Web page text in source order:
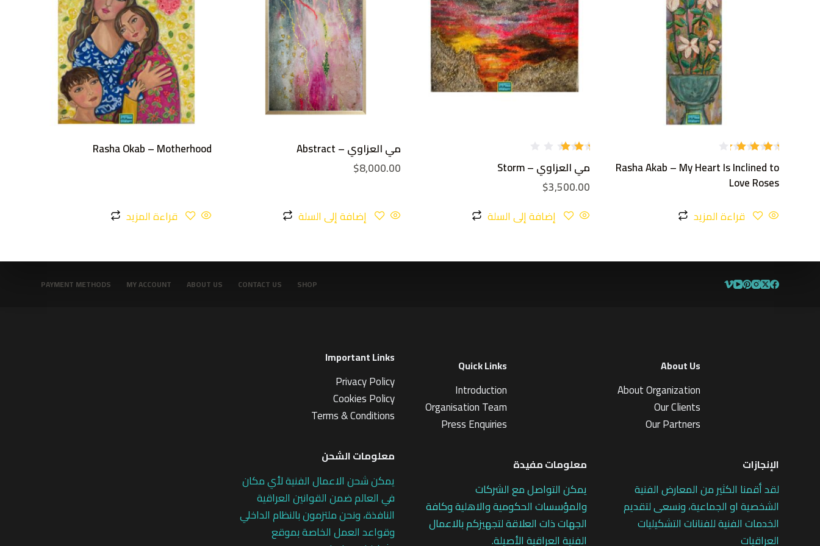
التقييم
4.00
من 5
Rasha Akab – My Heart Is Inclined to
Love Roses
قراءة المزيد
التق
ييم
2.54
من
مي العزاوي – Storm
$3,500.00
إضافة إلى السلة
مي العزاوي – Abstract
$8,000.00
إضافة إلى السلة
Rasha Okab – Motherhood
قراءة المزيد
SHOP
CONTACT US
ABOUT US
MY ACCOUNT
PAYMENT METHODS
About Us
About Organization
Our Clients
Our Partners
الإنجازات
لقد أقمنا الكثير من المعارض الفنية
الشخصية او الجماعية، ونسعى لتقديم
الخدمات الفنية للفنانات التشكيليات
العراقيات
Quick Links
Introduction
Organisation Team
Press Enquiries
معلومات مفيدة
يمكن التواصل مع الشركات
والمؤسسات الحكومية والاهلية وكافة
الجهات ذات العلاقة لتجهيزكم بالاعمال
الفنية العراقية الأصيلة.
Important Links
Privacy Policy
Cookies Policy
Terms & Conditions
معلومات الشحن
يمكن شحن الاعمال الفنية لأي مكان
في العالم ضمن القوانين العراقية
النافذة، ونحن ملتزمون بالنظام الداخلي
وقواعد العمل الخاصة بموقع